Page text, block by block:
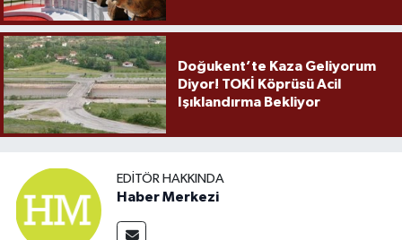
Doğukent’te Kaza Geliyorum
Diyor! TOKİ Köprüsü Acil
Işıklandırma Bekliyor
EDITÖR HAKKINDA
Haber Merkezi